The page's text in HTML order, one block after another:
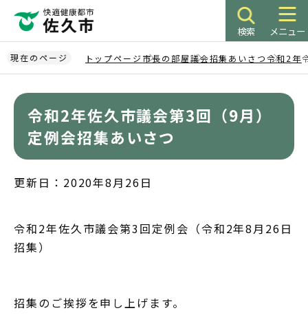
ペ
ー
ジ
検索 メニュー
現在のページ トップページ 市長の部屋議会招集あいさつ令和2年
令和2年佐久市議会第3回（9月）
定例会招集あいさつ
更新日：2020年8月26日
令和2年佐久市議会第3回定例会（令和2年8月26日
招集）
招集のご挨拶を申し上げます。